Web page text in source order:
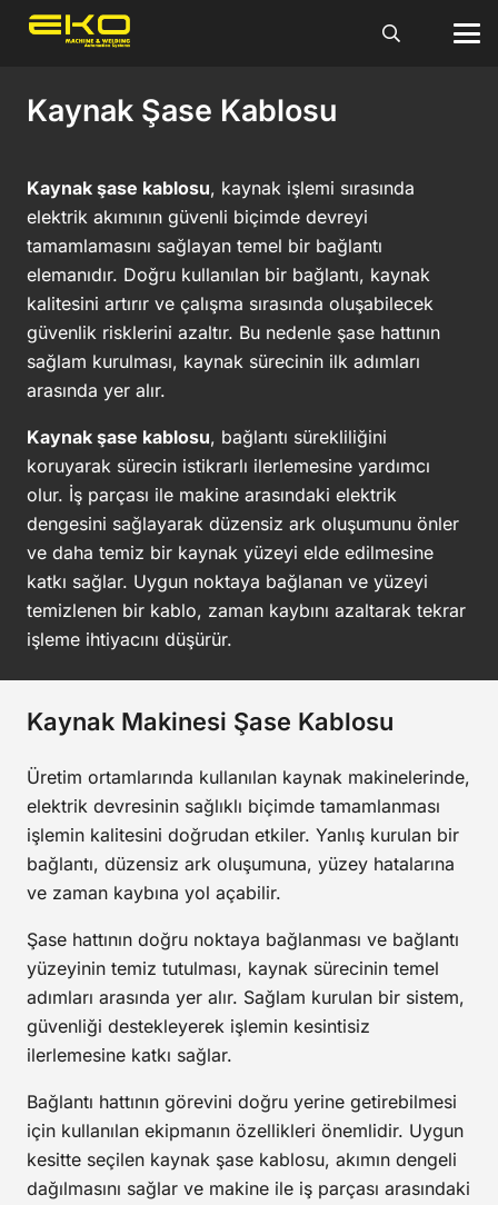
Kaynak Şase Kablosu
Kaynak şase kablosu, kaynak işlemi sırasında
elektrik akımının güvenli biçimde devreyi
tamamlamasını sağlayan temel bir bağlantı
elemanıdır. Doğru kullanılan bir bağlantı, kaynak
kalitesini artırır ve çalışma sırasında oluşabilecek
güvenlik risklerini azaltır. Bu nedenle şase hattının
sağlam kurulması, kaynak sürecinin ilk adımları
arasında yer alır.
Kaynak şase kablosu, bağlantı sürekliliğini
koruyarak sürecin istikrarlı ilerlemesine yardımcı
olur. İş parçası ile makine arasındaki elektrik
dengesini sağlayarak düzensiz ark oluşumunu önler
ve daha temiz bir kaynak yüzeyi elde edilmesine
katkı sağlar. Uygun noktaya bağlanan ve yüzeyi
temizlenen bir kablo, zaman kaybını azaltarak tekrar
işleme ihtiyacını düşürür.
Kaynak Makinesi Şase Kablosu
Üretim ortamlarında kullanılan kaynak makinelerinde,
elektrik devresinin sağlıklı biçimde tamamlanması
işlemin kalitesini doğrudan etkiler. Yanlış kurulan bir
bağlantı, düzensiz ark oluşumuna, yüzey hatalarına
ve zaman kaybına yol açabilir.
Şase hattının doğru noktaya bağlanması ve bağlantı
yüzeyinin temiz tutulması, kaynak sürecinin temel
adımları arasında yer alır. Sağlam kurulan bir sistem,
güvenliği destekleyerek işlemin kesintisiz
ilerlemesine katkı sağlar.
Bağlantı hattının görevini doğru yerine getirebilmesi
için kullanılan ekipmanın özellikleri önemlidir. Uygun
kesitte seçilen kaynak şase kablosu, akımın dengeli
dağılmasını sağlar ve makine ile iş parçası arasındaki